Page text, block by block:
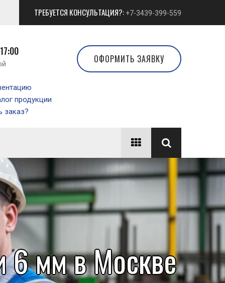
ТРЕБУЕТСЯ КОНСУЛЬТАЦИЯ?: +7-3439-399-559
продукции
заказ?
ОФОРМИТЬ ЗАЯВКУ
6 мм в Москве